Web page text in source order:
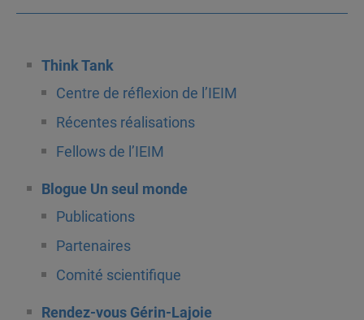
Think Tank
Centre de réflexion de l’IEIM
Récentes réalisations
Fellows de l’IEIM
Blogue Un seul monde
Publications
Partenaires
Comité scientifique
Rendez-vous Gérin-Lajoie